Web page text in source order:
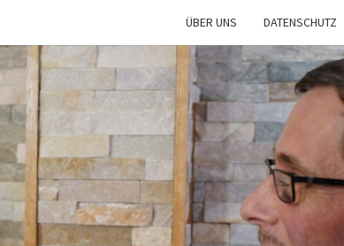
ÜBER UNS DATENSCHUTZ